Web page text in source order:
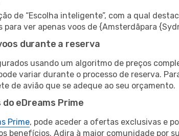
de “Escolha inteligente”, com a qual
para ver apenas voos de {Amsterdãpara
durante a reserva
usando um algoritmo de preços
variar durante o processo de reserva.
de avião que se adeque ao seu orçamento.
eDreams Prime
Prime, pode aceder a ofertas exclusivas e
benefícios. Adira à maior comunidade por